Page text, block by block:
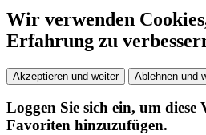
Wir verwenden
Erfahrung zu
Akzeptieren und weiter Ablehnen und
Loggen Sie sich ein, um
Favoriten hinzuzufügen.